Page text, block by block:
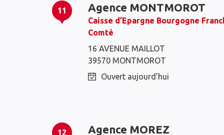
11 Agence MONTMOROT
Caisse d’Epargne Bourgogne
Comté
16 AVENUE MAILLOT
39570 MONTMOROT
Ouvert aujourd’hui
12 Agence MOREZ